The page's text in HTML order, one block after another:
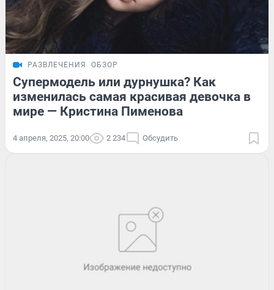
РАЗВЛЕЧЕНИЯ ОБЗОР
Супермодель или дурнушка? Как
изменилась самая красивая девочка в
мире — Кристина Пименова
4 апреля, 2025, 20:00 2 234 Обсудить